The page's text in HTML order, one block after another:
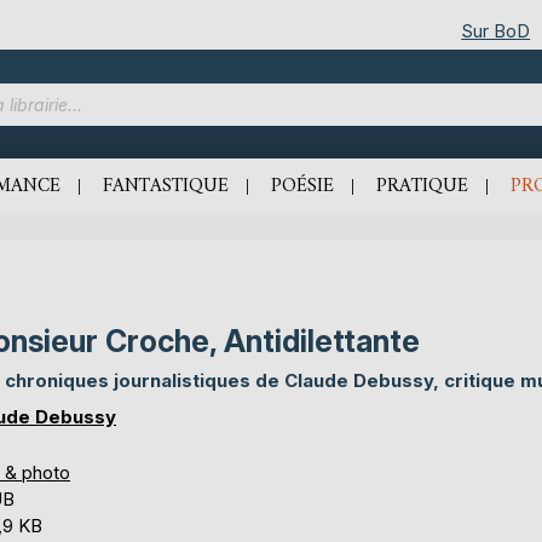
Sur BoD
FANTASTIQUE POÉSIE PRATIQUE
Croche, Antidilettante
chroniques journalistiques de Claude Debussy, critique
Debussy
& photo
KB